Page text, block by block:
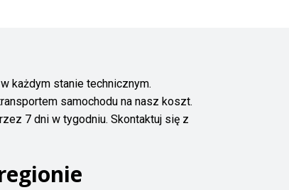
każdym stanie technicznym.
samochodu na nasz koszt.
7 dni w tygodniu. Skontaktuj się z